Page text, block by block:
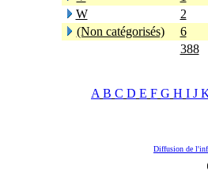
W
2
(Non catégorisés)
6
388
A B C D E F G H I J
Diffusion de